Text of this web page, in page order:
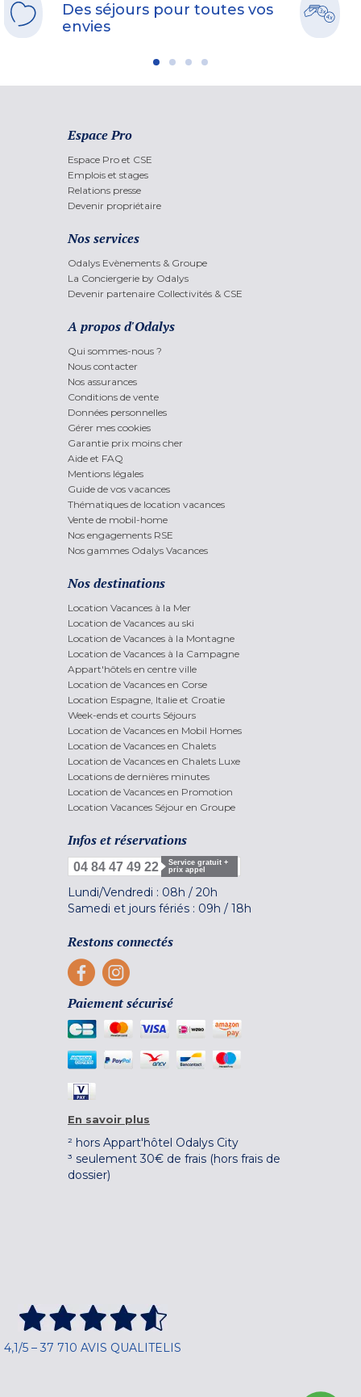
Des séjours pour toutes vos
envies
Espace Pro
Espace Pro et CSE
Emplois et stages
Relations presse
Devenir propriétaire
Nos services
Odalys Evènements & Groupe
La Conciergerie by Odalys
Devenir partenaire Collectivités & CSE
A propos d'Odalys
Qui sommes-nous ?
Nous contacter
Nos assurances
Conditions de vente
Données personnelles
Gérer mes cookies
Garantie prix moins cher
Aide et FAQ
Mentions légales
Guide de vos vacances
Thématiques de location vacances
Vente de mobil-home
Nos engagements RSE
Nos gammes Odalys Vacances
Nos destinations
Location Vacances à la Mer
Location de Vacances au ski
Location de Vacances à la Montagne
Location de Vacances à la Campagne
Appart'hôtels en centre ville
Location de Vacances en Corse
Location Espagne, Italie et Croatie
Week-ends et courts Séjours
Location de Vacances en Mobil Homes
Location de Vacances en Chalets
Location de Vacances en Chalets Luxe
Locations de dernières minutes
Location de Vacances en Promotion
Location Vacances Séjour en Groupe
Infos et réservations
04 84 47 49 22
Service gratuit +
prix appel
Lundi/Vendredi : 08h / 20h
Samedi et jours fériés : 09h / 18h
Restons connectés
Paiement sécurisé
En savoir plus
² hors Appart'hôtel Odalys City
³ seulement 30€ de frais (hors frais de
dossier)
4,1/5 – 37 710 AVIS QUALITELIS